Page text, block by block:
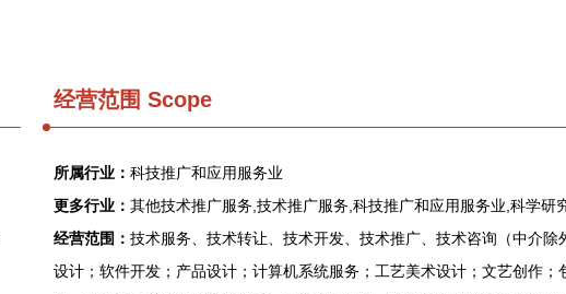
经营范围 Scope
所属行业： 科技推广和应用服务业
更多行业： 其他技术推广服务,技术推广服务,科技推广和应用服务业,科学研
经营范围： 技术服务、技术转让、技术开发、技术推广、技术咨询（中介
设计；软件开发；产品设计；计算机系统服务；工艺美术设计；文艺创作